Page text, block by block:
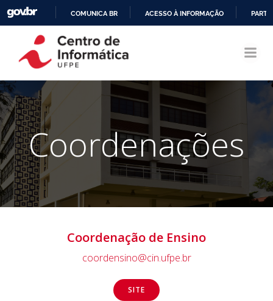
CONTEÚDO
COMUNICA BR ACESSO À INFORMAÇÃO
Coordenações
Coordenação de Ensino
coordensino@cin.ufpe.br
SITE